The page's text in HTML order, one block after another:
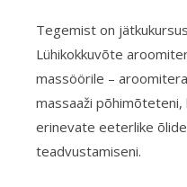
Tegemist on
Lühikokkuvõte
massöörile –
massaaži põhimõteteni,
erinevateeeterlike õlide
teadvustamiseni.